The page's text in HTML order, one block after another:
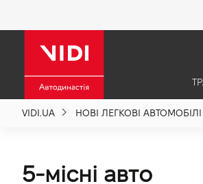
VIDI.UA НОВІ ЛЕГКОВІ АВТОМОБІЛІ
5-місні авто
Про компанію